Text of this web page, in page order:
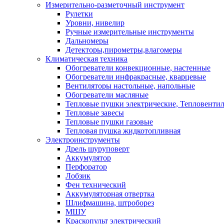
Измерительно-разметочный инструмент
Рулетки
Уровни, нивелир
Ручные измерительные инструменты
Дальномеры
Детекторы,пирометры,влагомеры
Климатическая техника
Обогреватели конвекционные, настенные
Обогреватели инфракрасные, кварцевые
Вентиляторы настольные, напольные
Обогреватели масляные
Тепловые пушки электрические,
Тепловые завесы
Тепловые пушки газовые
Тепловая пушка жидкотопливная
Электроинструменты
Дрель шуруповерт
Аккумулятор
Перфоратор
Лобзик
Фен технический
Аккумуляторная отвертка
Шлифмашина, штроборез
МШУ
Краскопульт электрический